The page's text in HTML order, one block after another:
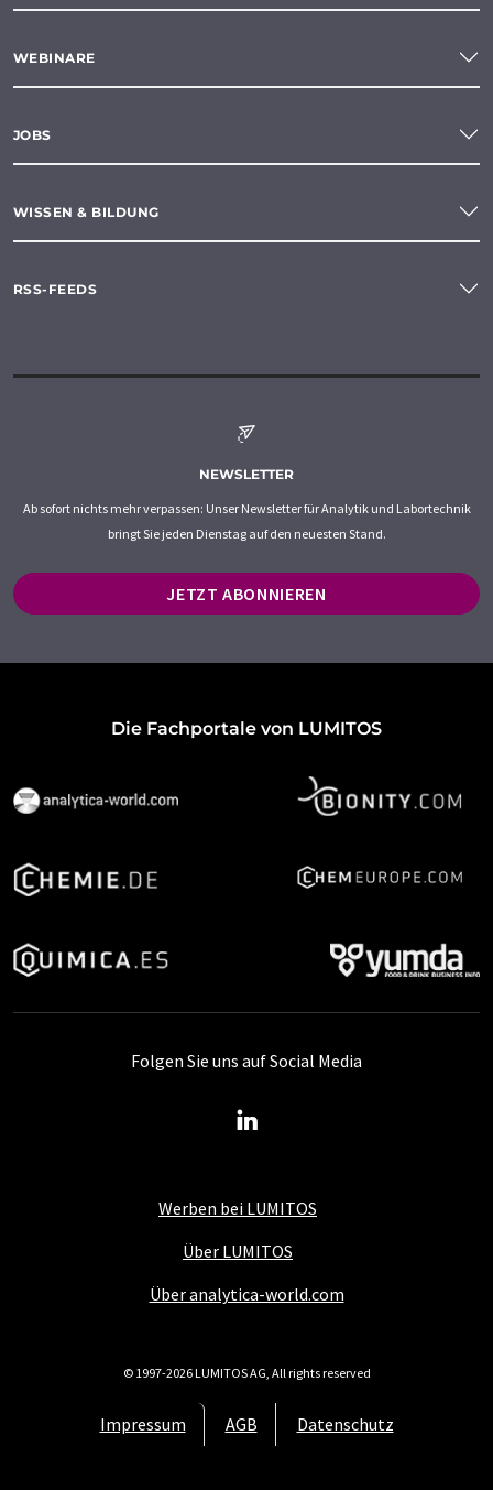
WEBINARE
JOBS
WISSEN & BILDUNG
RSS-FEEDS
NEWSLETTER
Ab sofort nichts mehr verpassen: Unser Newsletter für Analytik und Labortechnik
bringt Sie jeden Dienstag auf den neuesten Stand.
JETZT ABONNIEREN
Die Fachportale von LUMITOS
Werben bei LUMITOS
Über LUMITOS
Über analytica-world.com
Impressum AGB Datenschutz
Folgen Sie uns auf Social Media
© 1997-2026 LUMITOS AG, All rights reserved